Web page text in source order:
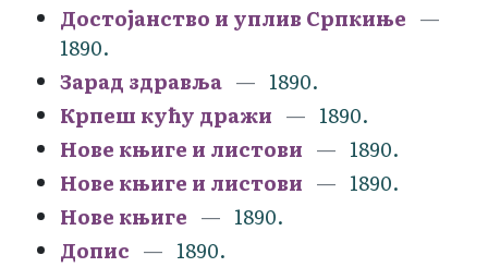
Достојанство и уплив Српкиње
1890.
Зарад здравља
1890.
Крпеш кућу дражи
1890.
Нове књиге и листови
1890.
Нове књиге и листови
1890.
Нове књиге
1890.
Допис
1890.